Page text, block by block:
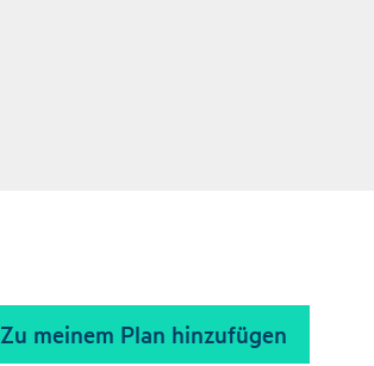
Zu meinem Plan hinzufügen